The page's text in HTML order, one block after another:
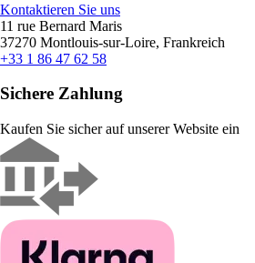
Kontaktieren Sie uns
11 rue Bernard Maris
37270 Montlouis-sur-Loire, Frankreich
+33 1 86 47 62 58
Sichere Zahlung
Kaufen Sie sicher auf unserer Website ein